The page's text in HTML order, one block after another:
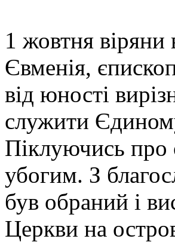
1 жовтня
Євменія,
від юності
служити
Піклуючись про
убогим. З
був обраний і
Церкви на